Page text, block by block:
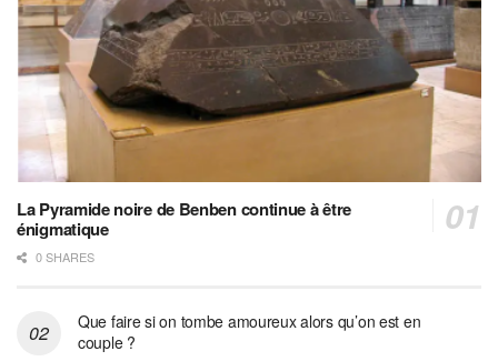
La Pyramide noire de Benben continue à être
énigmatique
0 SHARES
Que faire si on tombe amoureux alors qu’on est en
couple ?